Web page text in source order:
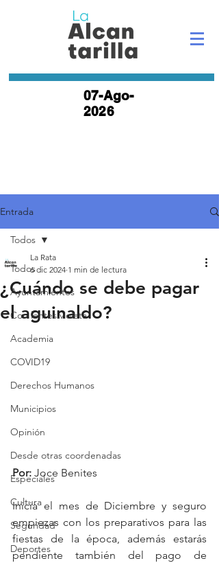
07-Ago-
2026
Entrada
Todos
Ayuntamientos
Con lentes violeta
Academia
COVID19
Derechos Humanos
Municipios
Opinión
Desde otras coordenadas
Especiales
Cultura
Seguridad
Deportes
Todos
¿Cuándo se debe pagar
el aguinaldo?
La Rata
6 dic 2024 1 min de lectura
Por: Joce Benites
Inicia el mes de Diciembre y seguro
empiezas con los preparativos para las
fiestas de la época, además estarás
pendiente también del pago de